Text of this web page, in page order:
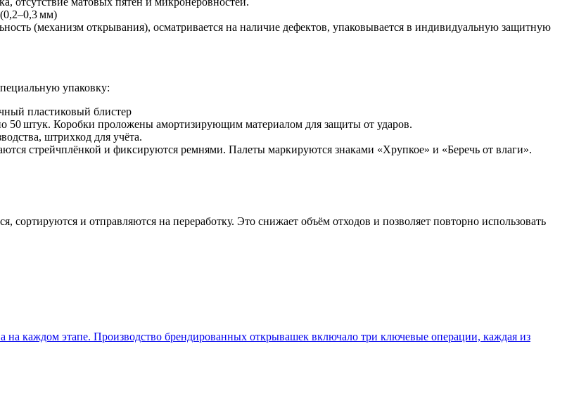
мм)
(механизм открывания), осматривается на наличие дефектов, упаковывается в индивидуальную защитную
упаковку:
пластиковый блистер
50 штук. Коробки проложены амортизирующим материалом для защиты от ударов.
штрихкод для учёта.
стрейчплёнкой и фиксируются ремнями. Палеты маркируются знаками «Хрупкое» и «Беречь от влаги».
сортируются и отправляются на переработку. Это снижает объём отходов и позволяет повторно использовать
на каждом этапе. Производство брендированных открывашек включало три ключевые операции, каждая из